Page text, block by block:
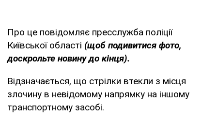
Про це повідомляє пресслужба поліції
Київської області (щоб подивитися фото,
доскрольте новину до кінця).
Відзначається, що стрілки втекли з місця
злочину в невідомому напрямку на іншому
транспортному засобі.